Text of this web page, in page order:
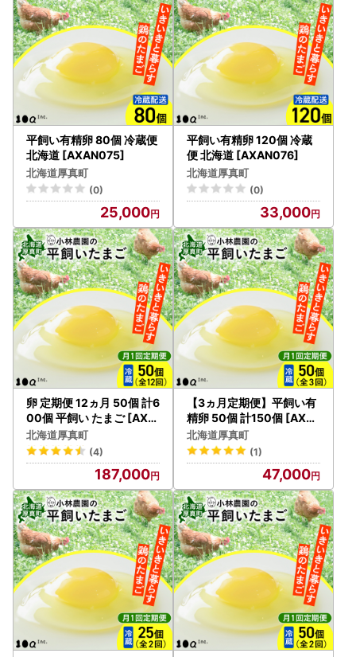
平飼い有精卵 80個 冷蔵便
北海道 [AXAN075]
北海道厚真町
(0)
25,000
平飼い有精卵 120個 冷蔵
便 北海道 [AXAN076]
北海道厚真町
(0)
33,000
卵 定期便 12ヵ月 50個 計6
00個 平飼い たまご [AXA
N003] 卵
北海道厚真町
(4)
187,000
【3ヵ月定期便】平飼い有
精卵 50個 計150個 [AXA
N001]
北海道厚真町
(1)
47,000